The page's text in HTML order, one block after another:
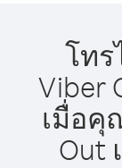
โท
Viber
เมื่อคุ
Out